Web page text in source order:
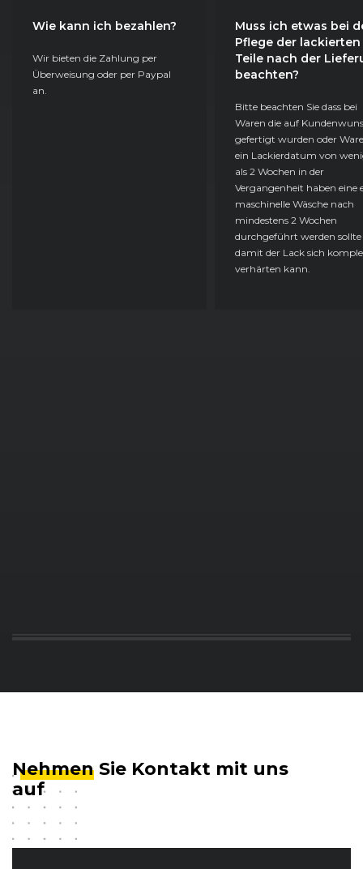
Wie kann ich bezahlen?
Wir bieten die Zahlung per
Überweisung oder per Paypal
an.
Muss ich etwas bei
Pflege der lackierten
Teile nach der
beachten?
Bitte beachten Sie dass bei
Waren die auf
gefertigt wurden oder
ein Lackierdatum von
als 2 Wochen in der
Vergangenheit haben eine
maschinelle Wäsche nach
mindestens 2 Wochen
durchgeführt werden sollte
damit der Lack sich
verhärten kann.
Nehmen Sie Kontakt mit uns
auf